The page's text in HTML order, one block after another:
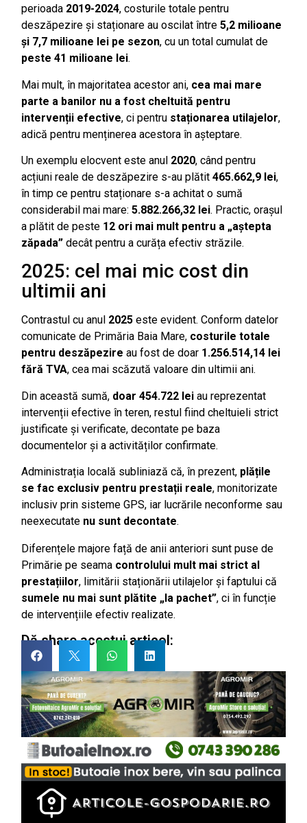
perioada 2019-2024, costurile totale pentru
deszăpezire și staționare au oscilat între5,2 milioane
și 7,7 milioane lei pe sezon, cu un total cumulat de
peste 41 milioane lei.
Mai mult, în majoritatea acestor ani, cea mai mare
parte a banilor nu a fost cheltuită pentru
intervenții efective, ci pentru staționarea utilajelor,
adică pentru menținerea acestora în așteptare.
Un exemplu elocvent este anul 2020, când pentru
acțiuni reale de deszăpezire s-au plătit465.662,9 lei,
în timp ce pentru staționare s-a achitat o sumă
considerabil mai mare:5.882.266,32 lei. Practic, orașul
a plătit de peste 12 ori mai mult pentru a „aștepta
zăpada” decât pentru a curăța efectiv străzile.
2025: cel mai mic cost din
ultimii ani
Contrastul cu anul 2025 este evident. Conform datelor
comunicate de Primăria Baia Mare, costurile totale
pentru deszăpezire au fost de doar 1.256.514,14 lei
fără TVA, cea mai scăzută valoare din ultimii ani.
Din această sumă, doar 454.722 lei au reprezentat
intervenții efective în teren, restul fiind cheltuieli strict
justificate și verificate, decontate pe baza
documentelor și a activităților confirmate.
Administrația locală subliniază că, în prezent, plățile
se fac exclusiv pentru prestații reale, monitorizate
inclusiv prin sisteme GPS, iar lucrările neconforme sau
neexecutate nu sunt decontate.
Diferențele majore față de anii anteriori sunt puse de
Primărie pe seama controlului mult mai strict al
prestațiilor, limitării staționării utilajelor și faptului că
sumele nu mai sunt plătite „la pachet”, ci în funcție
de intervențiile efectiv realizate.
Dă share acestui articol: